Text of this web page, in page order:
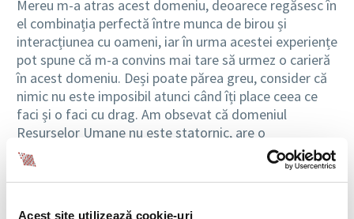
Acest site utilizează cookie-uri
Mereu m-a atras acest domeniu, deoarece regăsesc în
el combinația perfectă între munca de birou și
interacțiunea cu oameni, iar în urma acestei experiențe
pot spune că m-a convins mai tare să urmez o carieră
în acest domeniu. Deși poate părea greu, consider că
nimic nu este imposibil atunci când îți place ceea ce
faci și o faci cu drag. Am obsevat că domeniul
Resurselor Umane nu este statornic, are o
complexitate aparte și se dezvoltă constant, mereu
apare ceva nou și, cu siguranță, nu te poți plictisi de
această meserie.